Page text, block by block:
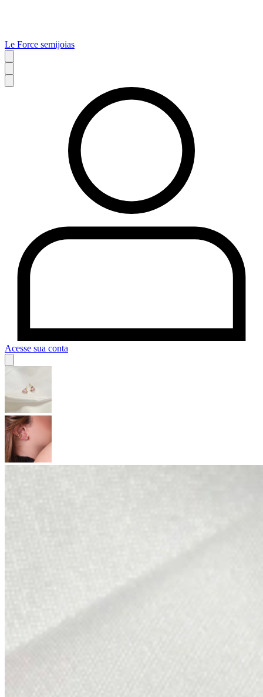
Le Force semijoias
Acesse sua conta